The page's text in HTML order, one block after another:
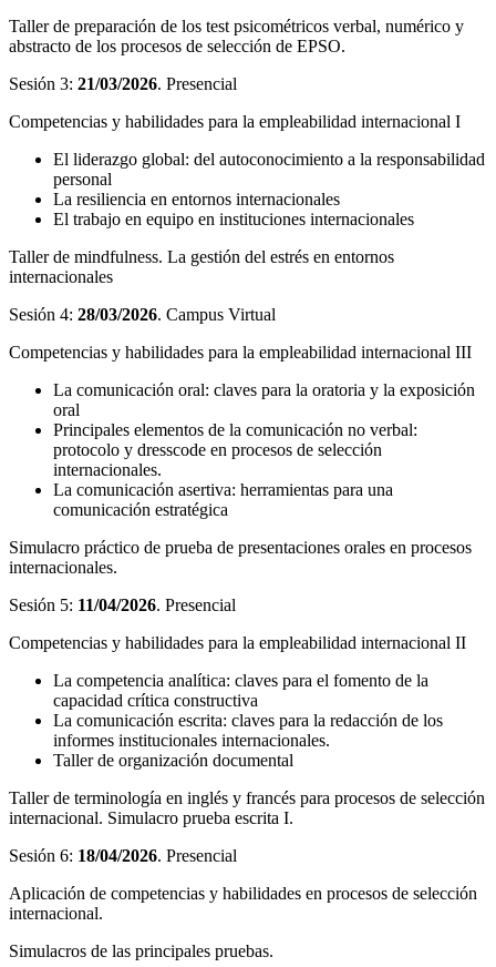
Taller de preparación de los test psicométricos verbal, numérico y
abstracto de los procesos de selección de EPSO.
Sesión 3: 21/03/2026. Presencial
Competencias y habilidades para la empleabilidad internacional I
El liderazgo global: del autoconocimiento a la responsabilidad
personal
La resiliencia en entornos internacionales
El trabajo en equipo en instituciones internacionales
Taller de mindfulness. La gestión del estrés en entornos
internacionales
Sesión 4: 28/03/2026. Campus Virtual
Competencias y habilidades para la empleabilidad internacional III
La comunicación oral: claves para la oratoria y la exposición
oral
Principales elementos de la comunicación no verbal:
protocolo y dresscode en procesos de selección
internacionales.
La comunicación asertiva: herramientas para una
comunicación estratégica
Simulacro práctico de prueba de presentaciones orales en procesos
internacionales.
Sesión 5: 11/04/2026. Presencial
Competencias y habilidades para la empleabilidad internacional II
La competencia analítica: claves para el fomento de la
capacidad crítica constructiva
La comunicación escrita: claves para la redacción de los
informes institucionales internacionales.
Taller de organización documental
Taller de terminología en inglés y francés para procesos de selección
internacional. Simulacro prueba escrita I.
Sesión 6: 18/04/2026. Presencial
Aplicación de competencias y habilidades en procesos de selección
internacional.
Simulacros de las principales pruebas.